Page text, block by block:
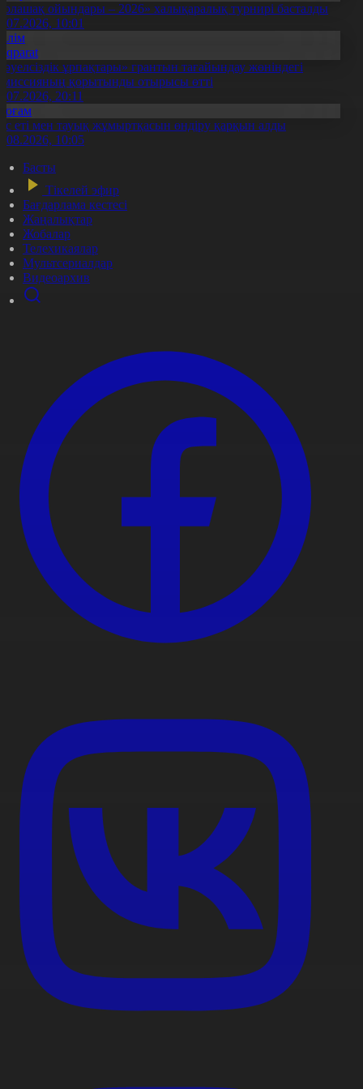
ойындары – 2026» халықаралық турнирі басталды
10:01
ұрпақтары» грантын тағайындау жөніндегі
қорытынды отырысы өтті
20:11
еті мен тауық жұмыртқасын өндіру қарқын алды
10:05
Басты
Тікелей эфир
Бағдарлама кестесі
Жаңалықтар
Жобалар
Телехикаялар
Мультсериалдар
Видеоархив